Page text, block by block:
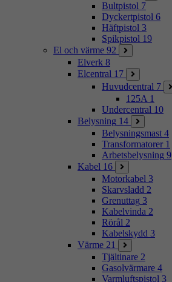
Bultpistol 7
Dyckertpistol 6
Häftpistol 3
Spikpistol 19
El och värme 92
Elverk 8
Elcentral 17
Huvudcentral 7
125A 1
Undercentral 10
Belysning 14
Belysningsmast 4
Transformatorer 1
Arbetsbelysning 9
Kabel 16
Motorkabel 3
Skarvsladd 2
Grenuttag 3
Kabelvinda 2
Rörål 2
Kabelskydd 3
Värme 21
Tjältinare 2
Gasolvärmare 4
Varmluftspistol 3